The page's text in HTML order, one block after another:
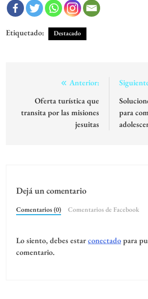
Etiquetado: Destacado
Navegación
entradas
Anterior:
Oferta turística que
transita por las misiones
jesuitas
para
Dejá un comentario
Comentarios (0) Comentarios de Facebook
Lo siento, debes estarconectadopara
comentario.